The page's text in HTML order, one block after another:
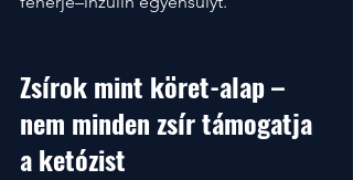
Zsírok mint köret-alap –
nem minden zsír támogatja
a ketózist